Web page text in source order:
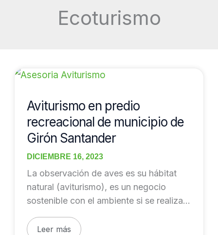
Ecoturismo
Aviturismo en predio
recreacional de municipio de
Girón Santander
DICIEMBRE 16, 2023
La observación de aves es su hábitat
natural (aviturismo), es un negocio
sostenible con el ambiente si se realiza
de […]
Aviturismo
predio
recreacional
de
municipio
de
Girón
Santander
Leer más